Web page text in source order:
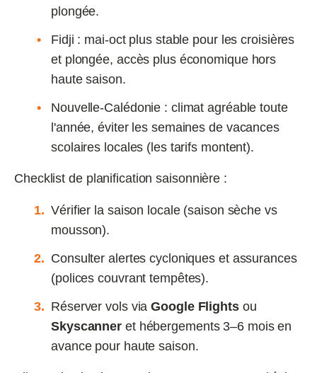
plongée.
Fidji : mai‑oct plus stable pour les croisières
et plongée, accès plus économique hors
haute saison.
Nouvelle‑Calédonie : climat agréable toute
l'année, éviter les semaines de vacances
scolaires locales (les tarifs montent).
Checklist de planification saisonnière :
Vérifier la saison locale (saison sèche vs
mousson).
Consulter alertes cycloniques et assurances
(polices couvrant tempêtes).
Réserver vols viaGoogle Flightsou
Skyscanner et hébergements 3–6 mois en
avance pour haute saison.